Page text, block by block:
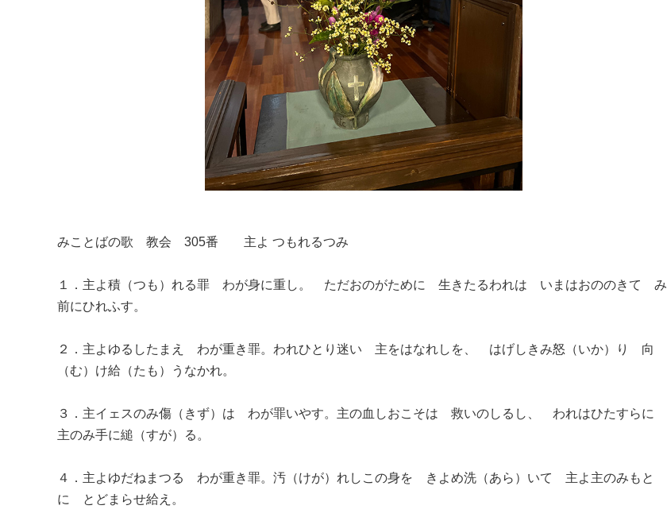
みことばの歌 教会 305番 主よ つもれるつみ
１．主よ積（つも）れる罪 わが身に重し。
ただおのがために 生きたるわれは いまはおののきて み
前にひれふす。
２．主よゆるしたまえ わが重き罪。 われひとり迷い 主をはなれしを、 はげしきみ怒（いか）り 向
（む）け給（たも）うなかれ。
３．主イェスのみ傷（きず）は わが罪いやす。 主の血しおこそは 救いのしるし、 われはひたすらに
主のみ手に縋（すが）る。
４．主よゆだねまつる わが重き罪。 汚（けが）れしこの身を きよめ洗（あら）いて 主よ主のみもと
に とどまらせ給え。